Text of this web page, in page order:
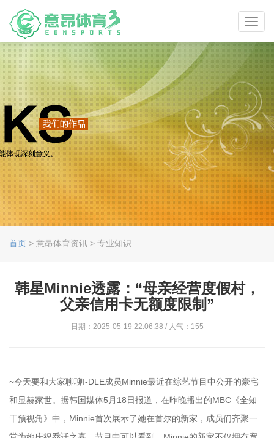
首页 > 意昂体育资讯 > 专业知识
韩星Minnie透露：“母亲经营度假村，
父亲信用卡无额度限制”
日期：2025-05-19 22:06:38 / 人气：155
~今天要和大家聊聊I-DLE成员Minnie最近在综艺节目中公开的豪宅
和显赫家世。据韩国媒体5月18日报道，在昨晚播出的MBC《全知
干预视角》中，Minnie首次展示了她在首尔的新家，成员们齐聚一